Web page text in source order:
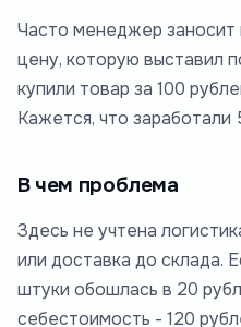
Часто менеджер заносит
цену, которую выставил
купили товар за 100
Кажется, что заработали
В чем проблема
Здесь не учтена
или доставка до склада.
штуки обошлась в 20
себестоимость - 120